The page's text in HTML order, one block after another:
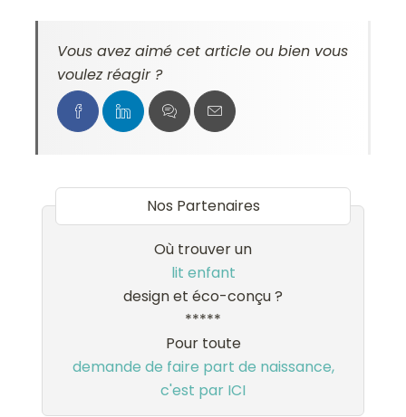
Vous avez aimé cet article ou bien vous
voulez réagir ?
Nos Partenaires
Où trouver un
lit enfant
design et éco-conçu ?
*****
Pour toute
demande de faire part de naissance,
c'est par ICI